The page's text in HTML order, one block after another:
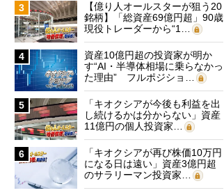
3
【億り人オールスターが狙う20
銘柄】「総資産69億円超」90歳
現役トレーダーから“1…
4
資産10億円超の投資家が明か
す“AI・半導体相場に乗らなかっ
た理由” フルポジショ…
5
「キオクシアが今後も利益を出
し続けるかは分からない」資産
11億円の個人投資家…
6
「キオクシアが再び株価10万円
になる日は遠い」資産3億円超
のサラリーマン投資家…